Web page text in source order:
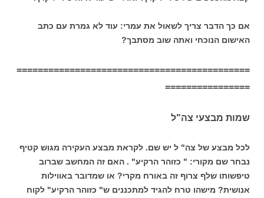
אם כך הדבר צריך לשאול את עמרי: עוד לא גמרת עם כתב
האישום הנוכחי ואתה שוב מסתבך?
============================================
================
שמות מבצעי צה"ל
לכל מבצע של צה" ל יש שם. לקראת מבצע העקירה מגוש קטיף
נבחר שם מקורי: " כזוהר הרקיע" . האם זה המחשב שברוב
טיפשותו שלף צרוף זה באורח מקרי? או שמדובר באווילות
אנושית? מישהו טרח להגיד למתכננים ש" כזוהר הרקיע" לקוח